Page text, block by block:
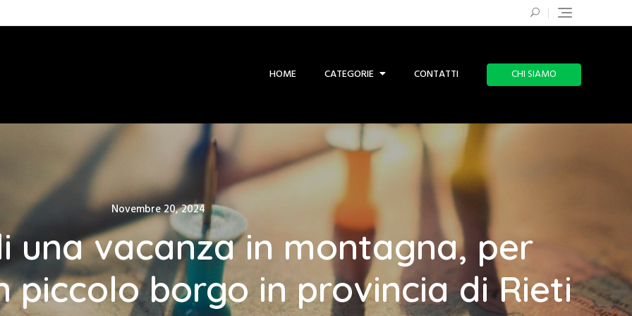
HOME CATEGORIE CONTATTI CHI SIAMO
Posted
on
Novembre 20, 2024
una vacanza in montagna, per
piccolo borgo in provincia di Rieti